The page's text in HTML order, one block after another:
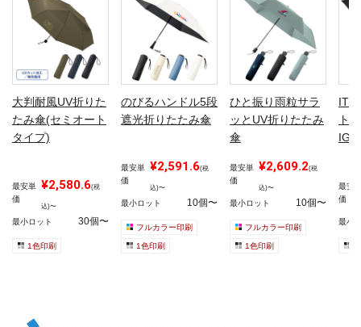
大判耐風UV折りた
たみ傘(セミオート
タイプ)
最安単
価
¥2,580.6(税
込)〜
最小ロット 30個〜
1色印刷
のびるハンドル5段
遮光折りたたみ傘
最安単
価
¥2,591.6(税
込)〜
最小ロット 10個〜
フルカラー印刷
1色印刷
ひと振り雨粒サラ
ッとUV折りたたみ
傘
最安単
価
¥2,609.2(税
込)〜
最小ロット 10個〜
フルカラー印刷
1色印刷
ト
最安
価
最小